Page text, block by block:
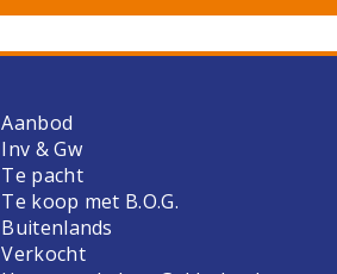
Aanbod
Inv & Gw
Te pacht
Te koop met B.O.G.
Buitenlands
Verkocht